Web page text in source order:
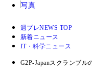
写真
週プレNEWS TOP
新着ニュース
IT・科学ニュース
G2P-Japanスクランブ